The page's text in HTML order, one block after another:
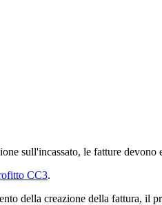
sull'incassato, le fatture devono
CC3.
della creazione della fattura, il